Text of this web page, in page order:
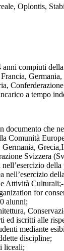
Oplontis,
compiuti
a tempo
che ne
Comunità
Svizzera
Attività
for
alunni;
ed iscritti alle
mediante
discipline;
liceali;